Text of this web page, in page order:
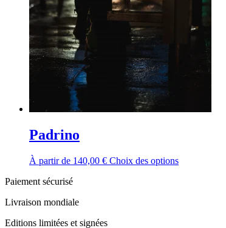
Padrino
À partir de 140,00 € Choix des options
Paiement sécurisé
Livraison mondiale
Editions limitées et signées